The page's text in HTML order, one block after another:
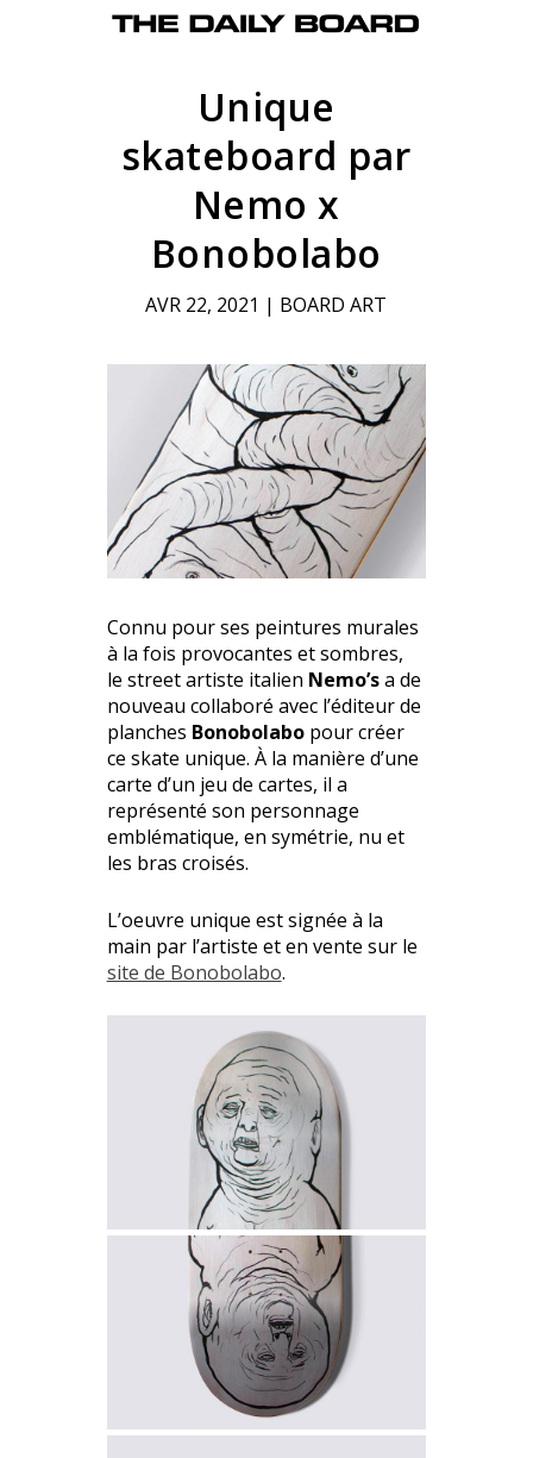
Unique
skateboard par
Nemo x
Bonobolabo
AVR 22, 2021 | BOARD ART
Connu pour ses peintures murales
à la fois provocantes et sombres,
le street artiste italien Nemo’sa de
nouveau collaboré avec l’éditeur de
planches Bonobolabo pour créer
ce skate unique. À la manière d’une
carte d’un jeu de cartes, il a
représenté son personnage
emblématique, en symétrie, nu et
les bras croisés.
L’oeuvre unique est signée à la
main par l’artiste et en vente sur le
site de Bonobolabo.